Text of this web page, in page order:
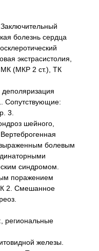
болезнь сердца
экстрасистолия,
МК (МКР 2 ст.), ТК
Сопутствующие:
3.
шейного,
болевым
синдромом.
поражением
2. Смешанное
региональные
железы.